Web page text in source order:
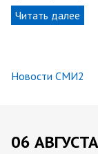
Читать далее
Новости СМИ2
06 АВГУСТА